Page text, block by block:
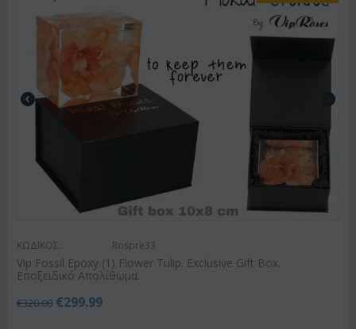
ΚΩΔΙΚΟΣ: Rospre33
Vip Fossil Epoxy (1) Flower Tulip. Exclusive Gift Box.
Εποξειδικό Απολίθωμα.
€320.00 €299.99